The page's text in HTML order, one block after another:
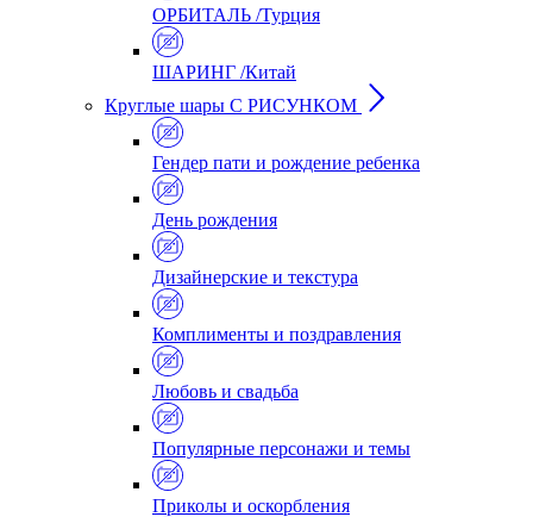
ОРБИТАЛЬ /Турция
ШАРИНГ /Китай
Круглые шары С РИСУНКОМ
Гендер пати и рождение ребенка
День рождения
Дизайнерские и текстура
Комплименты и поздравления
Любовь и свадьба
Популярные персонажи и темы
Приколы и оскорбления